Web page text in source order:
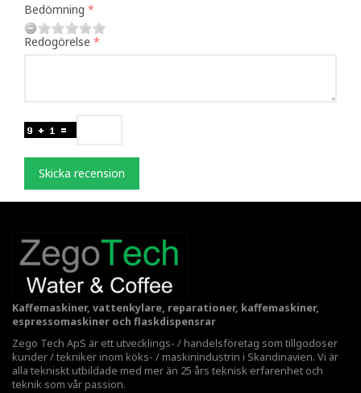
Bedömning
Redogörelse
Skicka recension
Kaffemaskiner, vattenkylare, reparationer, kaffemaskiner,
espressomaskiner och flaskdispensrar
Zego Tech ApS är ett utvecklings- / handelsföretag som tillgodoser
kunder / tekniker inom köks- / maskinindustrin i Skandinavien. Vi är
alla tekniskt utbildade med mer än 25 års teknisk erfarenhet och
teknik som vår passion.